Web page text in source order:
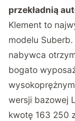
przekładnią
Klement to
modelu
nabywca
bogato
wersji bazowej
kwotę 163 250